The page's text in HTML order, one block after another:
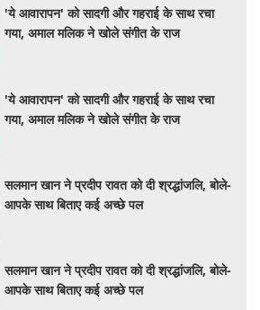
'ये आवारापन' को सादगी और गहराई के साथ रचा
गया, अमाल मलिक ने खोले संगीत के राज
'ये आवारापन' को सादगी और गहराई के साथ रचा
गया, अमाल मलिक ने खोले संगीत के राज
सलमान खान ने प्रदीप रावत को दी श्रद्धांजलि, बोले-
आपके साथ बिताए कई अच्छे पल
सलमान खान ने प्रदीप रावत को दी श्रद्धांजलि, बोले-
आपके साथ बिताए कई अच्छे पल